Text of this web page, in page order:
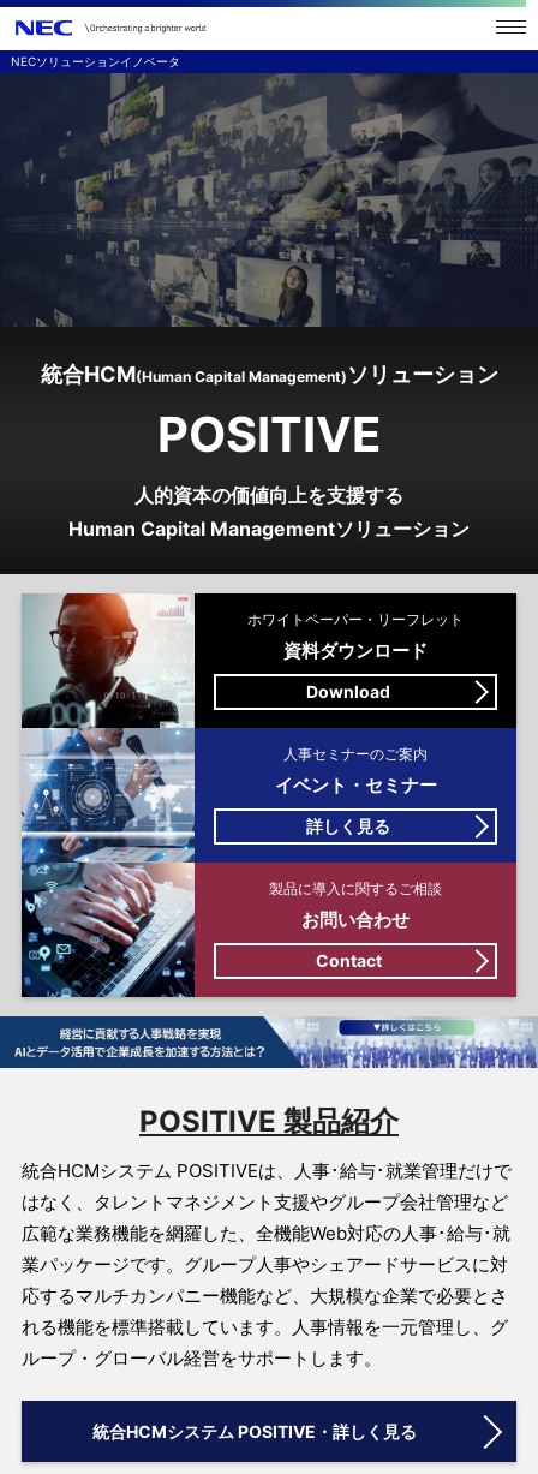
NECソリューションイノベータ
統合HCM(Human Capital Management) ソリューション
POSITIVE
人的資本の価値向上を支援する
Human Capital Managementソリューション
ホワイトペーパー・リーフレット
資料ダウンロード
Download
人事セミナーのご案内
イベント・セミナー
詳しく見る
製品に導入に関するご相談
お問い合わせ
Contact
POSITIVE 製品紹介
統合HCMシステム POSITIVEは、人事･給与･就業管理だけで
はなく、タレントマネジメント支援やグループ会社管理など
広範な業務機能を網羅した、全機能Web対応の人事･給与･就
業パッケージです。グループ人事やシェアードサービスに対
応するマルチカンパニー機能など、大規模な企業で必要とさ
れる機能を標準搭載しています。人事情報を一元管理し、グ
ループ・グローバル経営をサポートします。
統合HCMシステム POSITIVE・詳しく見る